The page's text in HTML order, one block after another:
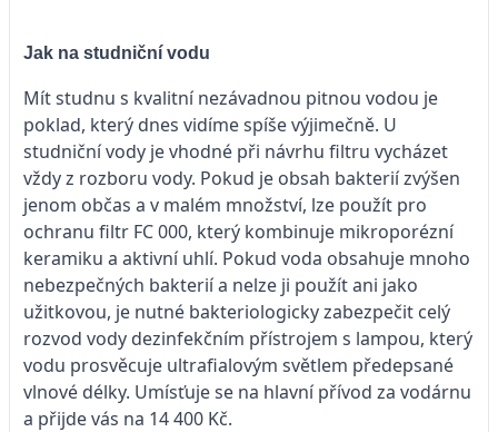
Jak na studniční vodu
Mít studnu s kvalitní nezávadnou pitnou vodou je
poklad, který dnes vidíme spíše výjimečně. U
studniční vody je vhodné při návrhu filtru vycházet
vždy z rozboru vody. Pokud je obsah bakterií zvýšen
jenom občas a v malém množství, lze použít pro
ochranu filtr FC 000, který kombinuje mikroporézní
keramiku a aktivní uhlí. Pokud voda obsahuje mnoho
nebezpečných bakterií a nelze ji použít ani jako
užitkovou, je nutné bakteriologicky zabezpečit celý
rozvod vody dezinfekčním přístrojem s lampou, který
vodu prosvěcuje ultrafialovým světlem předepsané
vlnové délky. Umísťuje se na hlavní přívod za vodárnu
a přijde vás na 14 400 Kč.